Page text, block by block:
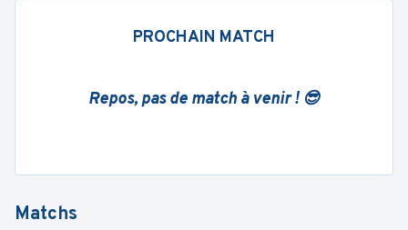
PROCHAIN MATCH
Repos, pas de match à venir ! 😎
Matchs